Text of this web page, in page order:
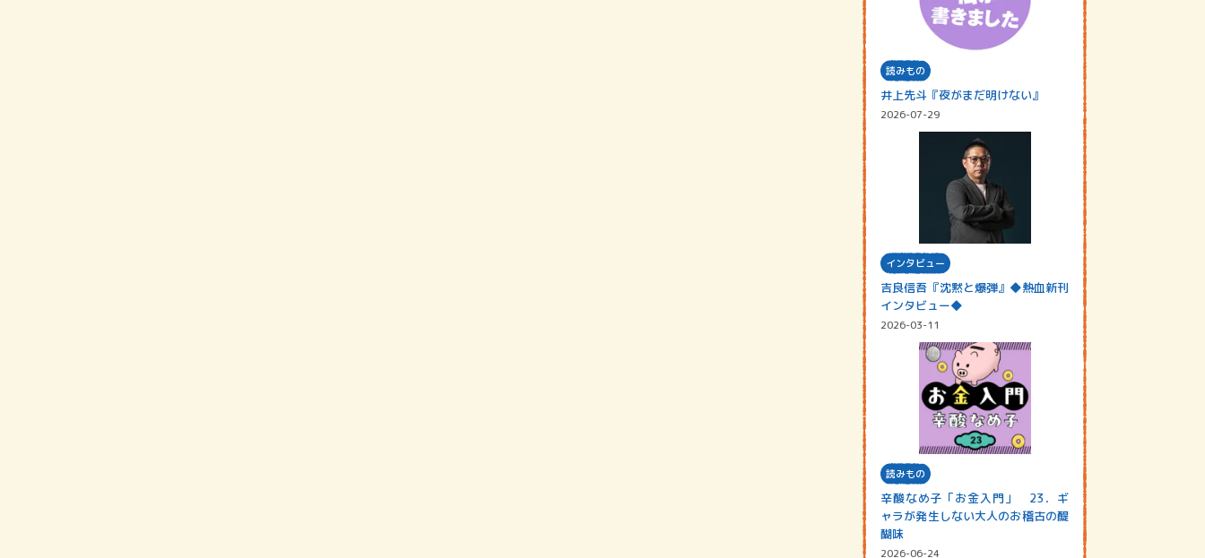
読みもの
井上先斗『夜がまだ明けない』
2026-07-29
インタビュー
吉良信吾『沈黙と爆弾』◆熱血新刊
インタビュー◆
2026-03-11
読みもの
辛酸なめ子「お金入門」 23．ギ
ャラが発生しない大人のお稽古の醍
醐味
2026-06-24